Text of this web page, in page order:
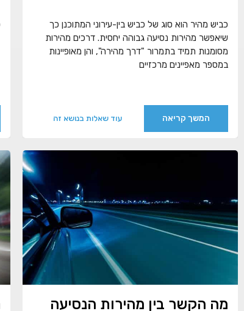
כביש מהיר הוא סוג של כביש בין-עירוני המתוכנן כך
שיאפשר מהירות נסיעה גבוהה יחסית. דרכים מהירות
מסומנות תמיד בתמרור "דרך מהירה", והן מאופיינות
במספר מאפיינים מרכזיים
המשך קריאה עוד שאלות בנושא זה
מה הקשר בין מהירות הנסיעה